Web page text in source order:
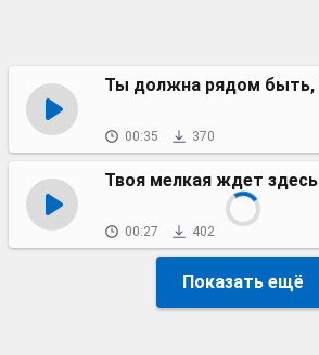
00:35 370
Твоя мелкая ждет здесь
00:27 402
Показать ещё